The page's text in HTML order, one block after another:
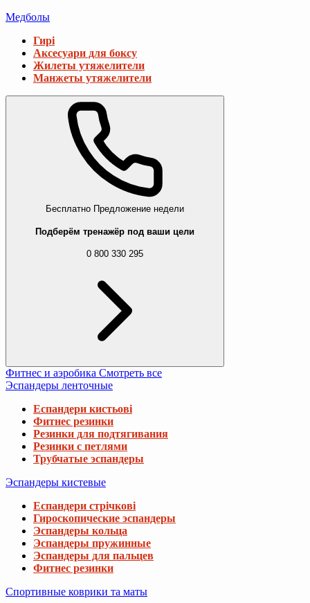
Медболы
Гирі
Аксесуари для боксу
Жилеты утяжелители
Манжеты утяжелители
Бесплатно Предложение недели
Подберём тренажёр под ваши цели
0 800 330 295
Фитнес и аэробика Смотреть все
Эспандеры ленточные
Еспандери кистьові
Фитнес резинки
Резинки для подтягивания
Резинки с петлями
Трубчатые эспандеры
Эспандеры кистевые
Еспандери стрічкові
Гироскопические эспандеры
Эспандеры кольца
Эспандеры пружинные
Эспандеры для пальцев
Фитнес резинки
Спортивные коврики та маты